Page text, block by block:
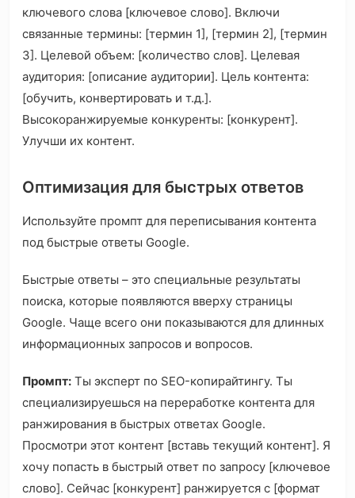
ключевого слова [ключевое слово]. Включи
связанные термины: [термин 1], [термин 2], [термин
3]. Целевой объем: [количество слов]. Целевая
аудитория: [описание аудитории]. Цель контента:
[обучить, конвертировать и т.д.].
Высокоранжируемые конкуренты: [конкурент].
Улучши их контент.
Оптимизация для быстрых ответов
Используйте промпт для переписывания контента
под быстрые ответы Google.
Быстрые ответы – это специальные результаты
поиска, которые появляются вверху страницы
Google. Чаще всего они показываются для длинных
информационных запросов и вопросов.
Промпт: Ты эксперт по SEO-копирайтингу. Ты
специализируешься на переработке контента для
ранжирования в быстрых ответах Google.
Просмотри этот контент [вставь текущий контент]. Я
хочу попасть в быстрый ответ по запросу [ключевое
слово]. Сейчас [конкурент] ранжируется с [формат